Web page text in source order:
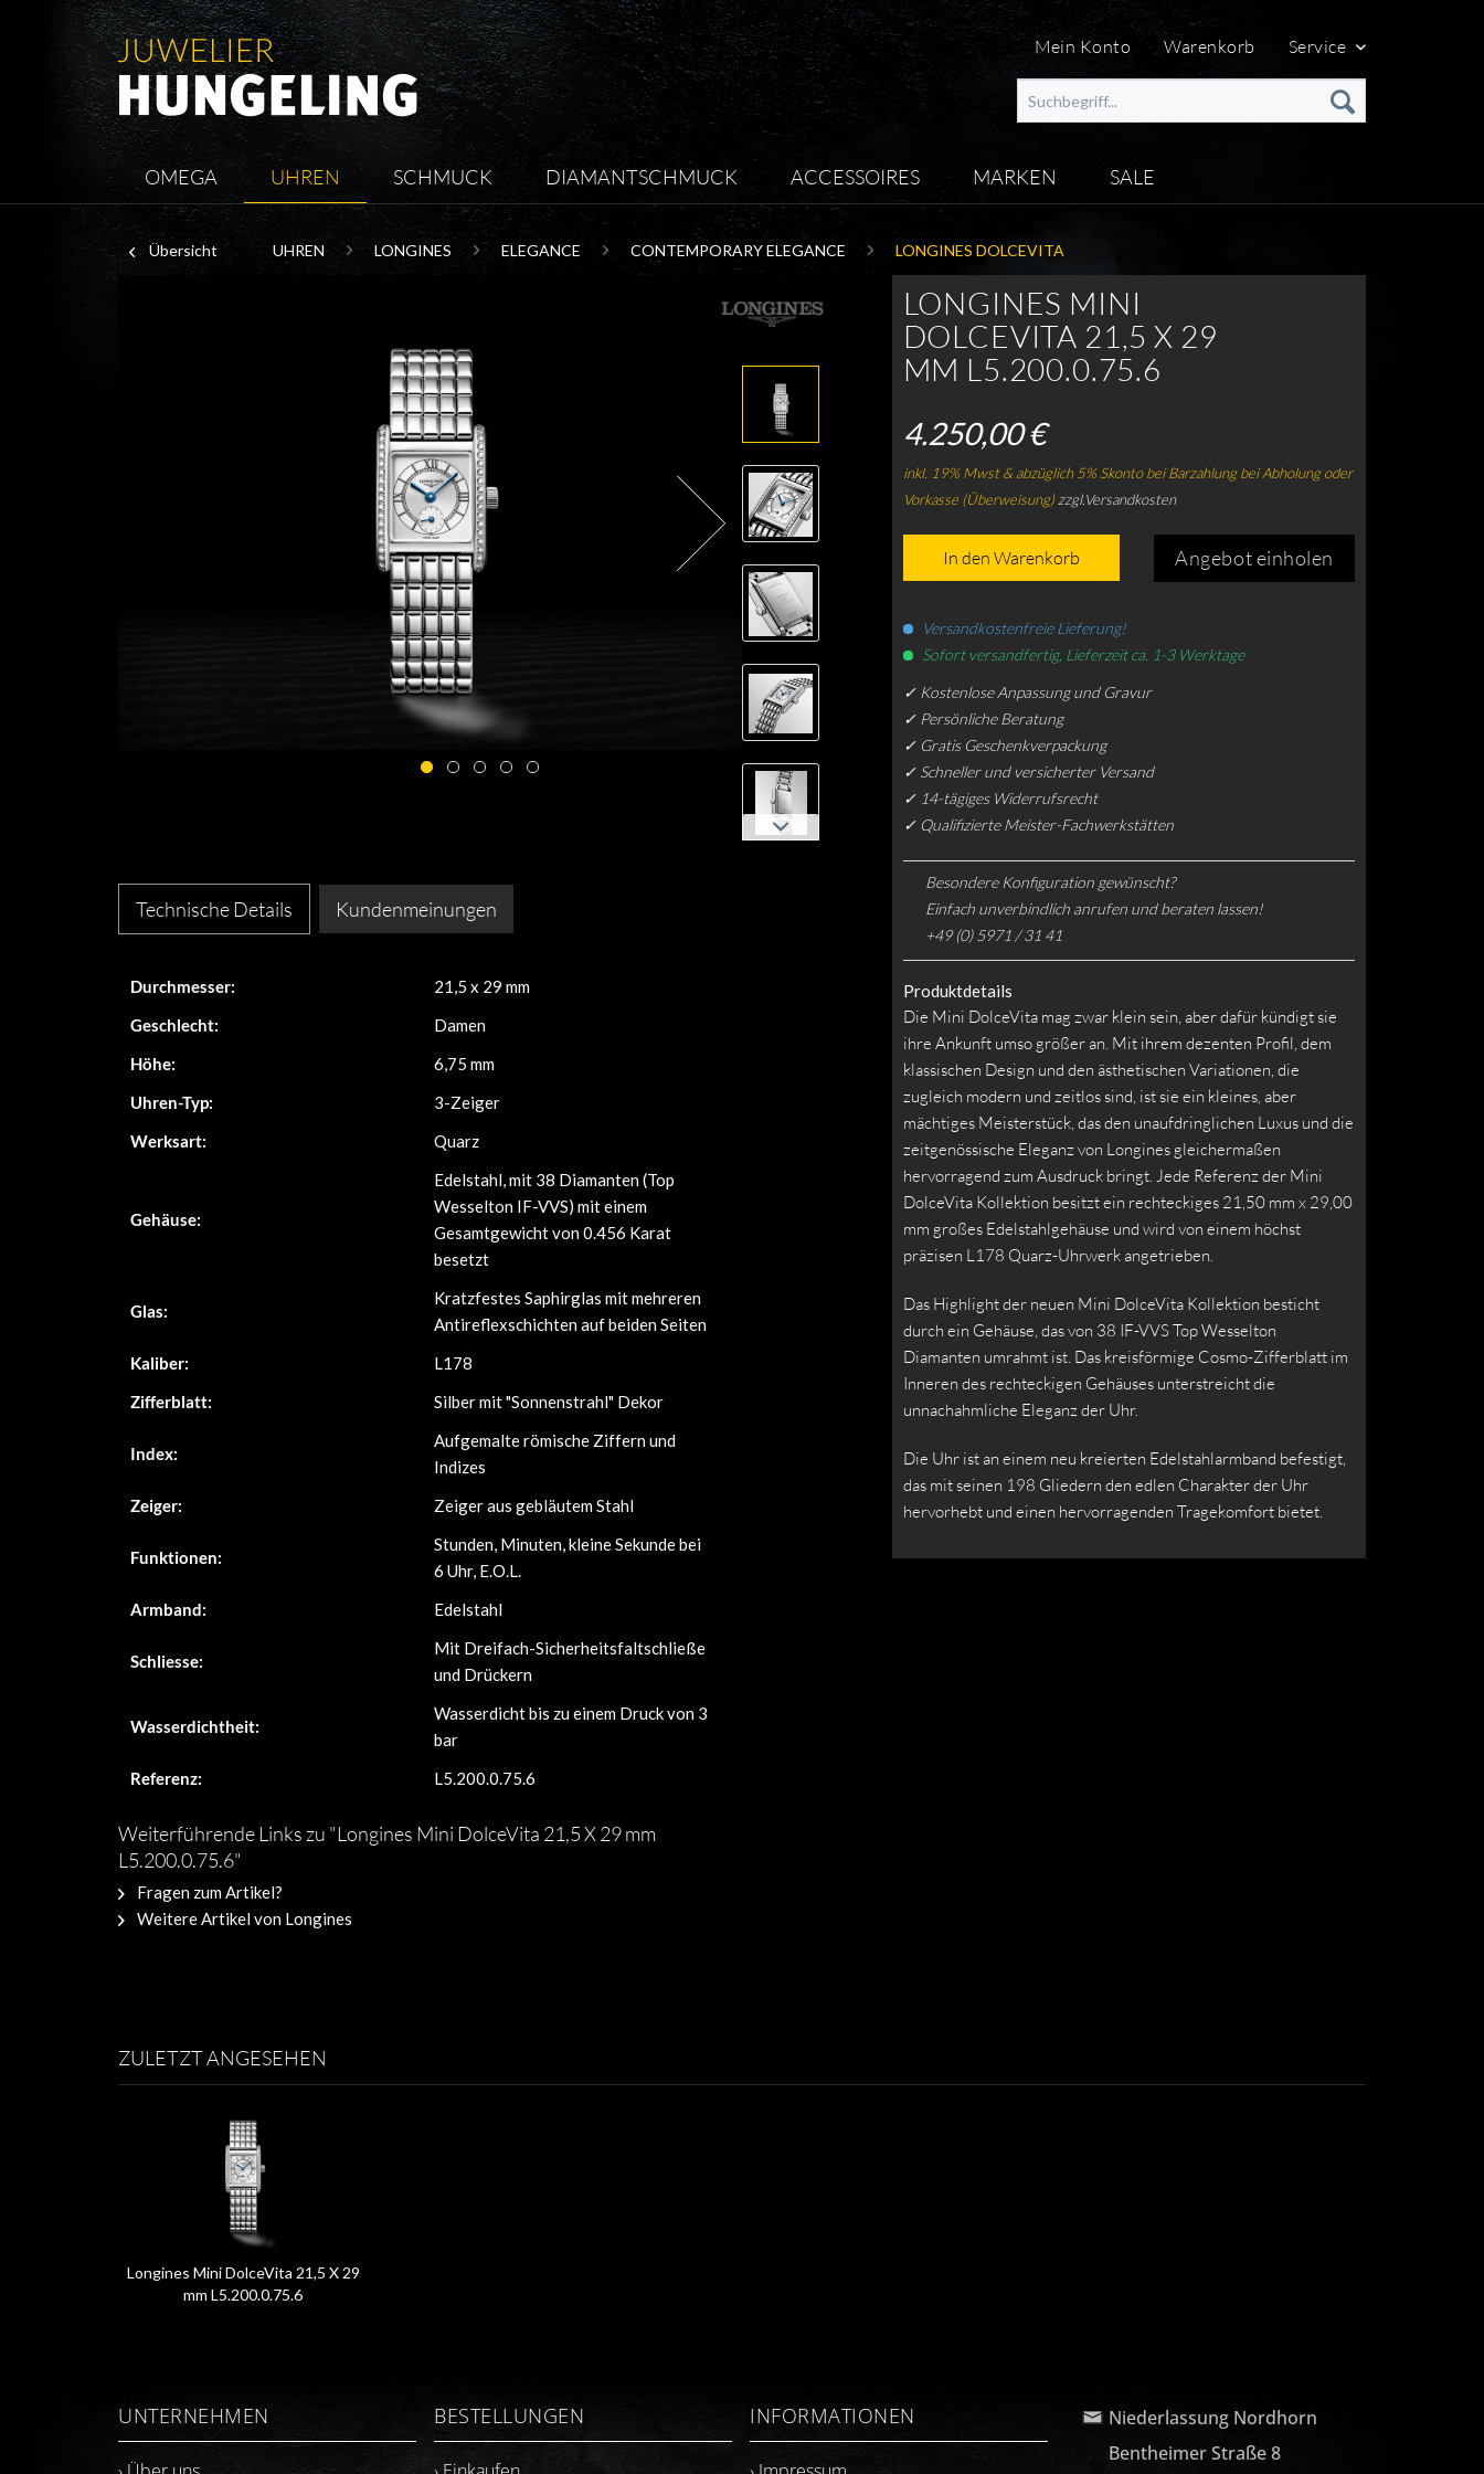
Mein Konto Warenkorb Service
OMEGA UHREN SCHMUCK DIAMANTSCHMUCK ACCESSOIRES MARKEN SALE
Übersicht UHREN LONGINES ELEGANCE CONTEMPORARY ELEGANCE LONGINES DOLCEVITA
LONGINES MINI
DOLCEVITA 21,5 X 29
MM L5.200.0.75.6
4.250,00 €
inkl. 19% Mwst & abzüglich 5% Skonto bei Barzahlung bei Abholung oder
Vorkasse (Überweisung)zzgl.Versandkosten
Angebot einholen
In den Warenkorb
Versandkostenfreie Lieferung!
Sofort versandfertig, Lieferzeit ca. 1-3 Werktage
✓ Kostenlose Anpassung und Gravur
✓ Persönliche Beratung
✓ Gratis Geschenkverpackung
✓ Schneller und versicherter Versand
✓ 14-tägiges Widerrufsrecht
✓ Qualifizierte Meister-Fachwerkstätten
Besondere Konfiguration gewünscht?
Einfach unverbindlich anrufen und beraten lassen!
+49 (0) 5971 / 31 41
Produktdetails
Die Mini DolceVita mag zwar klein sein, aber dafür kündigt sie
ihre Ankunft umso größer an. Mit ihrem dezenten Profil, dem
klassischen Design und den ästhetischen Variationen, die
zugleich modern und zeitlos sind, ist sie ein kleines, aber
mächtiges Meisterstück, das den unaufdringlichen Luxus und die
zeitgenössische Eleganz von Longines gleichermaßen
hervorragend zum Ausdruck bringt. Jede Referenz der Mini
DolceVita Kollektion besitzt ein rechteckiges 21,50 mm x 29,00
mm großes Edelstahlgehäuse und wird von einem höchst
präzisen L178 Quarz-Uhrwerk angetrieben.
Das Highlight der neuen Mini DolceVita Kollektion besticht
durch ein Gehäuse, das von 38 IF-VVS Top Wesselton
Diamanten umrahmt ist. Das kreisförmige Cosmo-Zifferblatt im
Inneren des rechteckigen Gehäuses unterstreicht die
unnachahmliche Eleganz der Uhr.
Die Uhr ist an einem neu kreierten Edelstahlarmband befestigt,
das mit seinen 198 Gliedern den edlen Charakter der Uhr
hervorhebt und einen hervorragenden Tragekomfort bietet.
Technische Details Kundenmeinungen
Durchmesser:
21,5 x 29 mm
Geschlecht:
Damen
Höhe:
6,75 mm
Uhren-Typ:
3-Zeiger
Werksart:
Quarz
Gehäuse:
Edelstahl, mit 38 Diamanten (Top
Wesselton IF-VVS) mit einem
Gesamtgewicht von 0.456 Karat
besetzt
Glas:
Kratzfestes Saphirglas mit mehreren
Antireflexschichten auf beiden Seiten
Kaliber:
L178
Zifferblatt:
Silber mit "Sonnenstrahl" Dekor
Index:
Aufgemalte römische Ziffern und
Indizes
Zeiger:
Zeiger aus gebläutem Stahl
Funktionen:
Stunden, Minuten, kleine Sekunde bei
6 Uhr, E.O.L.
Armband:
Edelstahl
Schliesse:
Mit Dreifach-Sicherheitsfaltschließe
und Drückern
Wasserdichtheit:
Wasserdicht bis zu einem Druck von 3
bar
Referenz:
L5.200.0.75.6
Weiterführende Links zu "Longines Mini DolceVita 21,5 X 29 mm
L5.200.0.75.6"
Fragen zum Artikel?
Weitere Artikel von Longines
ZULETZT ANGESEHEN
Longines Mini DolceVita 21,5 X 29
mm L5.200.0.75.6
UNTERNEHMEN BESTELLUNGEN INFORMATIONEN
Niederlassung Nordhorn
Bentheimer Straße 8